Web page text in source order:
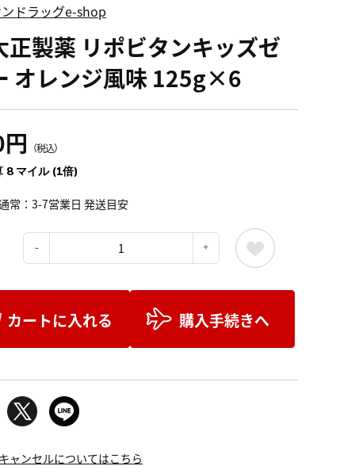
ドラッグe-shop
製薬 リポビタンキッズゼ
オレンジ風味 125g×6
（税込）
8 マイル (1倍)
常：3-7営業日 発送目安
カートに入れる 購入手続きへ
ャンセルについてはこちら